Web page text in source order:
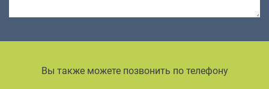
Вы также можете позвонить по телефону